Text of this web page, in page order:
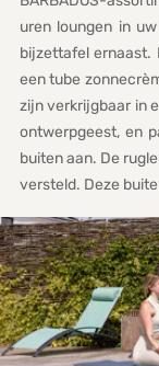
uren loungen in
bijzettafel ernaast.
een tube
zijn verkrijgbaar in
ontwerpgeest, en
buiten aan. De
versteld. Deze